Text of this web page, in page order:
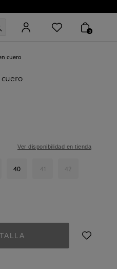
0
cuero
cuero
40 41 42
Ver disponibilidad en tienda